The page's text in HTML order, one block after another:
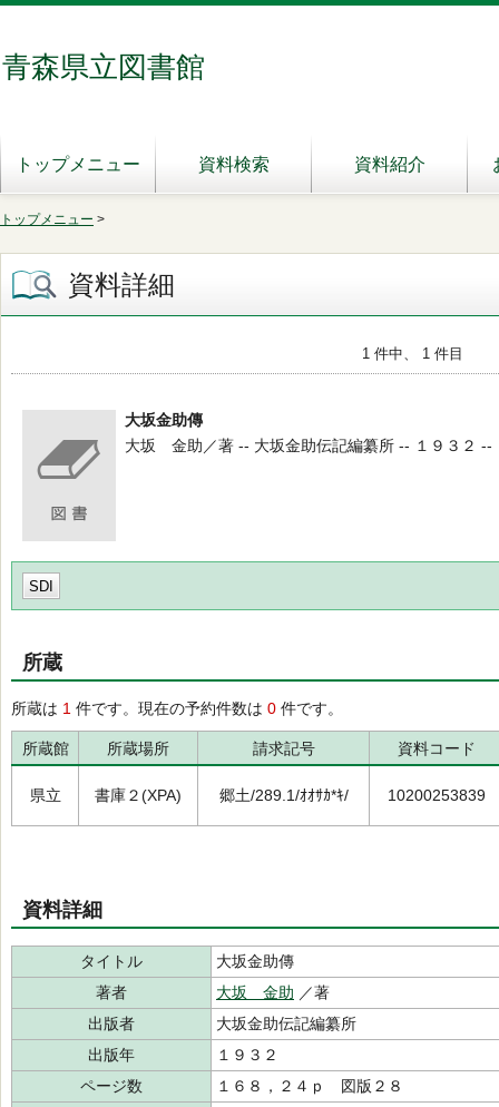
青森県立図書館
トップメニュー 資料検索 資料紹介
トップメニュー >
資料詳細
1 件中、 1 件目
大坂金助傳
大坂 金助／著 -- 大坂金助伝記編纂所 -- １９３２ --
SDI
所蔵
所蔵は 1 件です。現在の予約件数は 0 件です。
所蔵館 所蔵場所 請求記号 資料コード
県立 書庫２(XPA) 郷土/289.1/ｵｵｻｶ*ｷ/ 10200253839
資料詳細
タイトル
大坂金助傳
著者
大坂 金助 ／著
出版者
大坂金助伝記編纂所
出版年
１９３２
ページ数
１６８，２４ｐ 図版２８